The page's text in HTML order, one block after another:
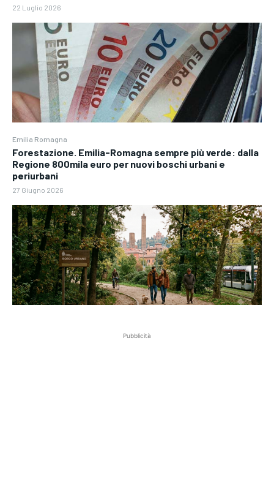
22 Luglio 2026
Emilia Romagna
Forestazione. Emilia-Romagna sempre più verde: dalla
Regione 800mila euro per nuovi boschi urbani e
periurbani
27 Giugno 2026
Pubblicità